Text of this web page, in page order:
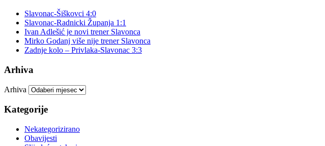
Slavonac-Šiškovci 4:0
Slavonac-Radnicki Županja 1:1
Ivan Adlešić je novi trener Slavonca
Mirko Godanj više nije trener Slavonca
Zadnje kolo – Privlaka-Slavonac 3:3
Arhiva
Arhiva
Kategorije
Nekategorizirano
Obavijesti